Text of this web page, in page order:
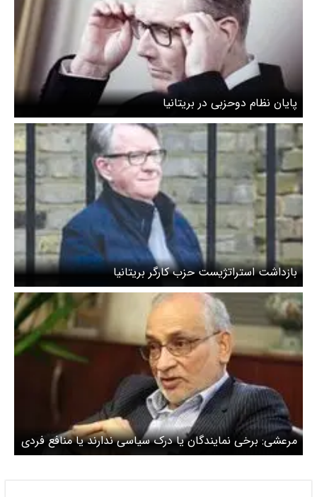
پایان نظام دوحزبی در بریتانیا
بازداشت استراتژیست حزب کارگر بریتانیا
مرعشی: برخی نمایندگان یا درک سیاسی ندارند یا منافع فردی
را بر ملی ترجیح می‌دهند